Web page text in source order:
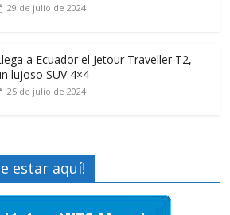
29 de julio de 2024
a Ecuador el Jetour Traveller T2,
lujoso SUV 4×4
25 de julio de 2024
estar aquí!